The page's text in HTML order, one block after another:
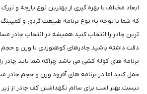
ابعاد مختلف با بهره گیری از بهترین نوع پارچه و
که شما با توجه به نوع برنامه طبیعت گردی و
ترین چادر را انتخاب کنید.همیشه در انتخاب چادر
دقت داشته باشید.چادرهای کوهنوردی با وزن و حجم
برنامه های کوله کشی می باشد چراکه شما باید چادر
حمل کنید.اما در برنامه های آفرود وزن و حجم چادر
نیست.بهتر است برای سالم نگهداشتن کف چادر از زیر